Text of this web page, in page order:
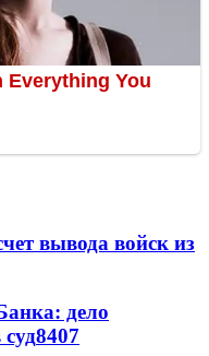
вывода войск из
дело
8407